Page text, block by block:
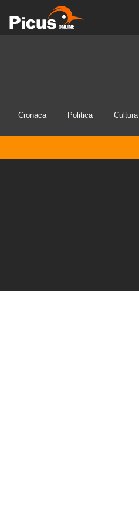
Cronaca Politica Cultura